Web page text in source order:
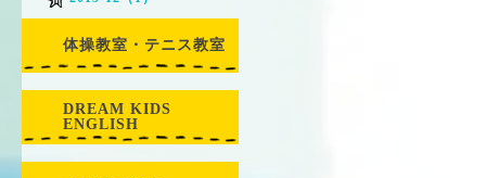
体操教室・テニス教室
DREAM KIDS
ENGLISH